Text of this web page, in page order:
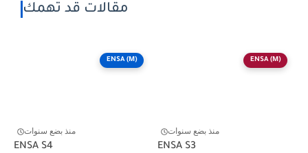
مقالات قد تهمك
ENSA (M)
منذ بضع سنوات
ENSA S4
ENSA (M)
منذ بضع سنوات
ENSA S3